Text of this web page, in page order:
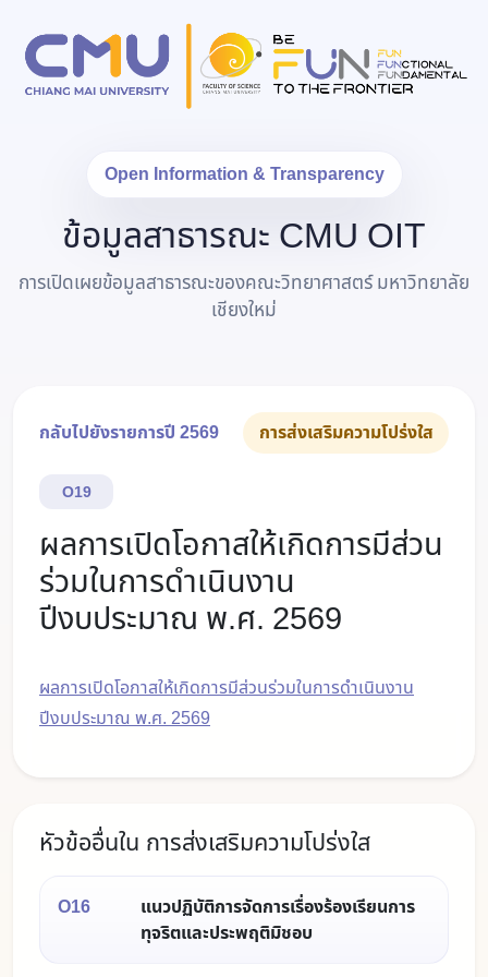
Open Information & Transparency
ข้อมูลสาธารณะ CMU OIT
การเปิดเผยข้อมูลสาธารณะของคณะวิทยาศาสตร์ มหาวิทยาลัย
เชียงใหม่
กลับไปยังรายการปี 2569 การส่งเสริมความโปร่งใส
O19
ผลการเปิดโอกาสให้เกิดการมีส่วน
ร่วมในการดำเนินงาน
ปีงบประมาณ พ.ศ. 2569
ผลการเปิดโอกาสให้เกิดการมีส่วนร่วมในการดำเนินงาน
ปีงบประมาณ พ.ศ. 2569
หัวข้ออื่นใน การส่งเสริมความโปร่งใส
O16
แนวปฏิบัติการจัดการเรื่องร้องเรียนการ
ทุจริตและประพฤติมิชอบ